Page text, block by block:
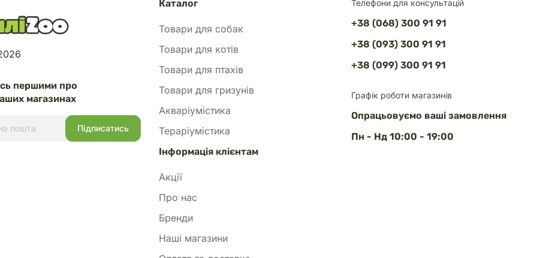
Телефони для консультацій
+38 (068) 300 91 91
+38 (093) 300 91 91
+38 (099) 300 91 91
Графік роботи магазинів
Опрацьовуємо ваші замовлення
Пн - Нд 10:00 - 19:00
першими про
магазинах
Каталог
Товари для собак
Товари для котів
Товари для птахів
Товари для гризунів
Акваріумістика
Тераріумістика
Інформація клієнтам
Акції
Про нас
Бренди
Наші магазини